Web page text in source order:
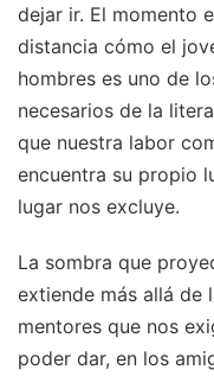
dejar ir. El momento
distancia cómo el
hombres es uno de
necesarios de la
que nuestra labor
encuentra su propio
lugar nos excluye.
La sombra que
extiende más allá de
mentores que nos
poder dar, en los